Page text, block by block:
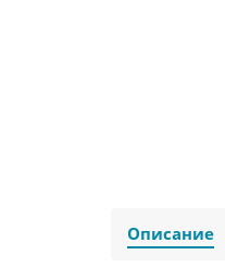
Описание